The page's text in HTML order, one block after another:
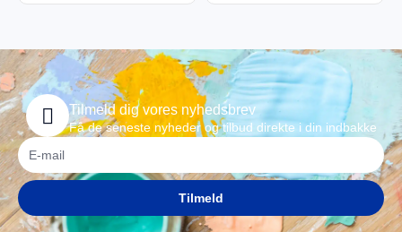
Tilmeld dig vores nyhedsbrev
Få de seneste nyheder og tilbud direkte i din indbakke
Tilmeld